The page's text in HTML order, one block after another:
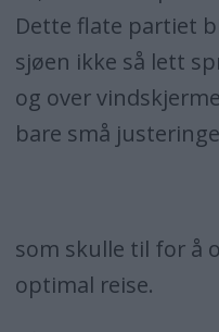
Dette flate partiet
sjøen ikke så lett
og over
bare små
som skulle til for å
optimal reise.